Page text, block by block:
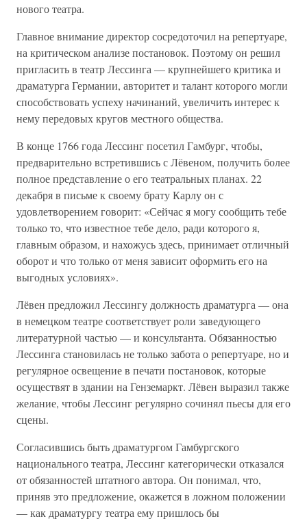
нового театра.
Главное внимание директор сосредоточил на репертуаре,
на критическом анализе постановок. Поэтому он решил
пригласить в театр Лессинга — крупнейшего критика и
драматурга Германии, авторитет и талант которого могли
способствовать успеху начинаний, увеличить интерес к
нему передовых кругов местного общества.
В конце 1766 года Лессинг посетил Гамбург, чтобы,
предварительно встретившись с Лёвеном, получить более
полное представление о его театральных планах. 22
декабря в письме к своему брату Карлу он с
удовлетворением говорит: «Сейчас я могу сообщить тебе
только то, что известное тебе дело, ради которого я,
главным образом, и нахожусь здесь, принимает отличный
оборот и что только от меня зависит оформить его на
выгодных условиях».
Лёвен предложил Лессингу должность драматурга — она
в немецком театре соответствует роли заведующего
литературной частью — и консультанта. Обязанностью
Лессинга становилась не только забота о репертуаре, но и
регулярное освещение в печати постановок, которые
осуществят в здании на Генземаркт. Лёвен выразил также
желание, чтобы Лессинг регулярно сочинял пьесы для его
сцены.
Согласившись быть драматургом Гамбургского
национального театра, Лессинг категорически отказался
от обязанностей штатного автора. Он понимал, что,
приняв это предложение, окажется в ложном положении
— как драматургу театра ему пришлось бы